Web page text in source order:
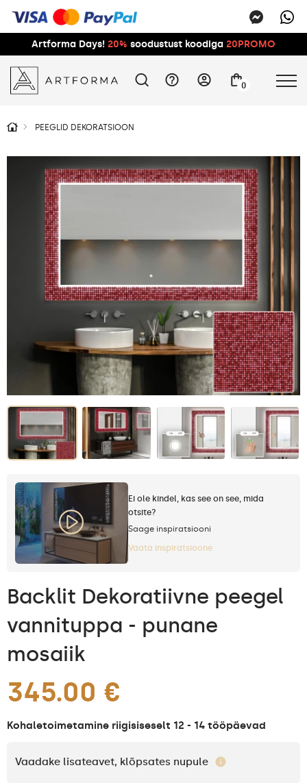
Artforma Days! 20% soodustust koodiga 20PROMO
0
PEEGLID DEKORATSIOON
Ei ole kindel, kas see on see, mida
otsite?
Saage inspiratsiooni
Vaata inspiratsioone
Backlit Dekoratiivne peegel
vannituppa - punane
mosaiik
345.00 €
Kohaletoimetamine riigisiseselt 12 - 14 tööpäevad
Vaadake lisateavet, klõpsates nupule